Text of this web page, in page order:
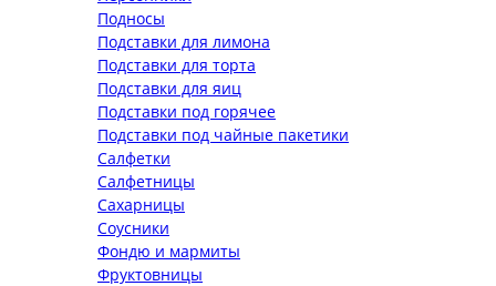
Подносы
Подставки для лимона
Подставки для торта
Подставки для яиц
Подставки под горячее
Подставки под чайные пакетики
Салфетки
Салфетницы
Сахарницы
Соусники
Фондю и мармиты
Фруктовницы